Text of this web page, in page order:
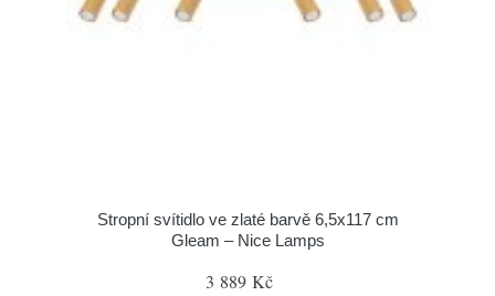
Stropní svítidlo ve zlaté barvě 6,5x117 cm
Gleam – Nice Lamps
3 889 Kč